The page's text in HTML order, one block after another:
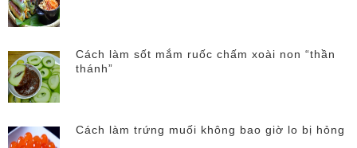
Cách làm sốt mắm ruốc chấm xoài non “thần
thánh”
Cách làm trứng muối không bao giờ lo bị hỏng